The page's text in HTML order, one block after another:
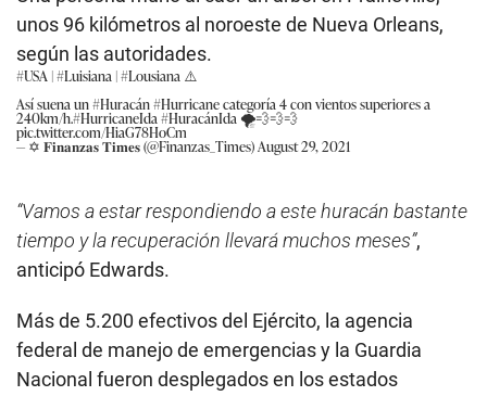
unos 96 kilómetros al noroeste de Nueva Orleans,
según las autoridades.
#USA |#Luisiana |#Lousiana ⚠️
Así suena un#Huracán#Hurricanecategoría 4 con vientos superiores a
240km/h.#HurricaneIda#HuracánIda 🌪💨💨💨
pic.twitter.com/HiaG78HoCm
— ✡︎ 𝐅𝐢𝐧𝐚𝐧𝐳𝐚𝐬 𝐓𝐢𝐦𝐞𝐬 (@Finanzas_Times)August 29, 2021
“Vamos a estar respondiendo a este huracán bastante
tiempo y la recuperación llevará muchos meses”,
anticipó Edwards.
Más de 5.200 efectivos del Ejército, la agencia
federal de manejo de emergencias y la Guardia
Nacional fueron desplegados en los estados